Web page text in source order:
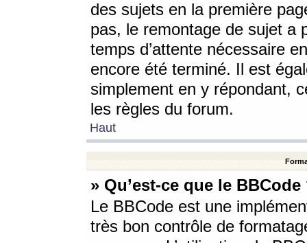
des sujets en la première
pas, le remontage de sujet a
temps d’attente nécessaire
encore été terminé. Il est
simplement en y répondant,
les règles du forum.
Haut
» Qu’est-ce que le BBCode
Le BBCode est une
très bon contrôle de